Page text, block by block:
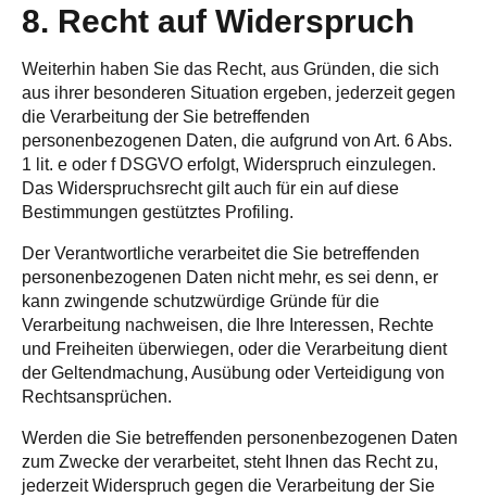
8. Recht auf Widerspruch
Weiterhin haben Sie das Recht, aus Gründen, die sich
aus ihrer besonderen Situation ergeben, jederzeit gegen
die Verarbeitung der Sie betreffenden
personenbezogenen Daten, die aufgrund von Art. 6 Abs.
1 lit. e oder f DSGVO erfolgt, Widerspruch einzulegen.
Das Widerspruchsrecht gilt auch für ein auf diese
Bestimmungen gestütztes Profiling.
Der Verantwortliche verarbeitet die Sie betreffenden
personenbezogenen Daten nicht mehr, es sei denn, er
kann zwingende schutzwürdige Gründe für die
Verarbeitung nachweisen, die Ihre Interessen, Rechte
und Freiheiten überwiegen, oder die Verarbeitung dient
der Geltendmachung, Ausübung oder Verteidigung von
Rechtsansprüchen.
Werden die Sie betreffenden personenbezogenen Daten
zum Zwecke der verarbeitet, steht Ihnen das Recht zu,
jederzeit Widerspruch gegen die Verarbeitung der Sie